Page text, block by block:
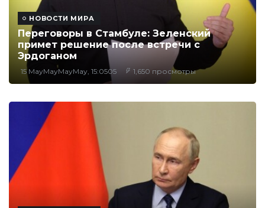
НОВОСТИ МИРА
Переговоры в Стамбуле: Зеленский
примет решение после встречи с
Эрдоганом
15 MayMayMayMay, 15:0505 1,650 просмотры